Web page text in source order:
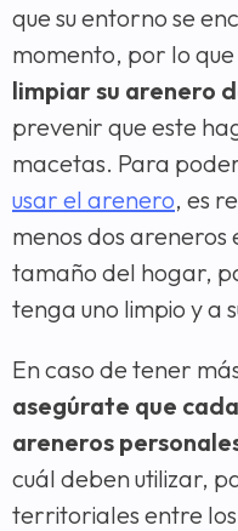
que su entorno se
momento, por lo que
limpiar su arenero
prevenir que este
macetas. Para
usar el arenero, es
menos dos areneros
tamaño del hogar,
tenga uno limpio y a
En caso de tener
asegúrate que
areneros
cuál deben utilizar,
territoriales entre